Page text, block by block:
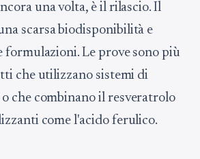
una volta, è il rilascio. Il
scarsa biodisponibilità e
formulazioni. Le prove sono più
che utilizzano sistemi di
che combinano il resveratrolo
come l'acido ferulico.